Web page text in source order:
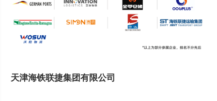
天津海铁联捷集团有限公司